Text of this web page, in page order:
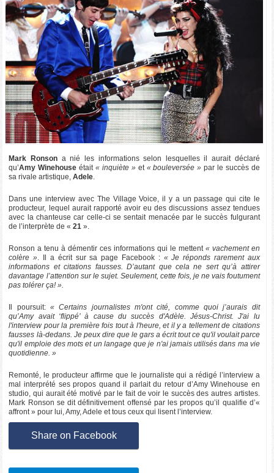
Mark Ronson a nié les informations selon lesquelles il aurait déclaré
qu’Amy Winehouse était « inquiète »et « bouleversée » par le succès de
sa rivale artistique,Adele
Dans une interview avec The Village Voice, il y a un passage qui cite le
producteur, lequel aurait rapporté avoir eu des discussions assez tendues
avec la chanteuse car celle-ci se sentait menacée par le succès fulgurant
de l’interprète de « 21 ».
Ronson a tenu à démentir ces informations qui le mettent « vachement en
colère » . Il a écrit sur sa page Facebook : « Je réponds rarement aux
informations et citations fausses. D’autant que cela ne sert qu’à attirer
davantage l’attention sur le sujet. Seulement, cette fois, je ne vais foutument
pas tolérer ça! ».
Il poursuit:« Certains journalistes m'ont cité, comme quoi j’aurais dit
qu’Amy avait ‘flippé’ à cause du succès d'Adèle. Jésus-Christ. J'ai lu
l'interview pour la première fois tout à l'heure, et il y a tellement de citations
fausses là-dedans. Je peux dire que le gars a écrit tout ce qu'il voulait parce
qu'il emploie des mots et un langage que je n'ai jamais utilisés dans ma vie
quotidienne. »
Remonté, le producteur affirme que le journaliste qui a rédigé l’interview a
mal interprété ses propos quand il parlait du retour d’Amy Winehouse en
studio, qui aurait été motivé par le fait de voir le succès des autres artistes.
Mark Ronson se dit définitivement offensé par les propos qu’il qualifie d’«
affront » pour lui, Amy, Adele et tous ceux qui lisent l’interview.
Share on Facebook